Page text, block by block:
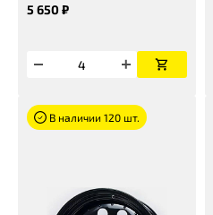
5 650 ₽
В наличии 120 шт.